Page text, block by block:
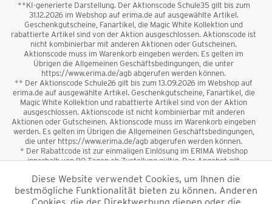
**KI-generierte Darstellung. Der Aktionscode Schule35 gilt bis zum
31.12.2026 im Webshop auf erima.de auf ausgewählte Artikel.
Geschenkgutscheine, Fanartikel, die Magic White Kollektion und
rabattierte Artikel sind von der Aktion ausgeschlossen. Aktionscode ist
nicht kombinierbar mit anderen Aktionen oder Gutscheinen.
Aktionscode muss im Warenkorb eingeben werden. Es gelten im
Übrigen die Allgemeinen Geschäftsbedingungen, die unter
https://www.erima.de/agb abgerufen werden können.
** Der Aktionscode Schule26 gilt bis zum 13.09.2026 im Webshop auf
erima.de auf ausgewählte Artikel. Geschenkgutscheine, Fanartikel, die
Magic White Kollektion und rabattierte Artikel sind von der Aktion
ausgeschlossen. Aktionscode ist nicht kombinierbar mit anderen
Aktionen oder Gutscheinen. Aktionscode muss im Warenkorb eingeben
werden. Es gelten im Übrigen die Allgemeinen Geschäftsbedingungen,
die unter https://www.erima.de/agb abgerufen werden können.
* Der Rabattcode ist zur einmaligen Einlösung im ERIMA Webshop
innerhalb von 90 Tagen ab Zustellung gültig. Das Angebot gilt
sowie Geschenkgutscheine sind vom Rabatt ausgeschlossen. Der
Rabattcode ist nicht mit anderen Aktionen oder Gutscheinen
kombinierbar. Der Mindestbestellwert beträgt 50 €
Diese Website verwendet Cookies, um Ihnen die
bestmögliche Funktionalität bieten zu können. Anderen
Cookies, die der Direktwerbung dienen oder die